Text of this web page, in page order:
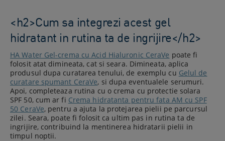
<h2>Cum sa integrezi acest gel
hidratant in rutina ta de ingrijire</h2>
HA Water Gel-crema cu Acid Hialuronic CeraVe poate fi
folosit atat dimineata, cat si seara. Dimineata, aplica
produsul dupa curatarea tenului, de exemplu cu Gelul de
curatare spumant CeraVe, si dupa eventualele serumuri.
Apoi, completeaza rutina cu o crema cu protectie solara
SPF 50, cum ar fi Crema hidratanta pentru fata AM cu SPF
50 CeraVe, pentru a ajuta la protejarea pielii pe parcursul
zilei. Seara, poate fi folosit ca ultim pas in rutina ta de
ingrijire, contribuind la mentinerea hidratarii pielii in
timpul noptii.